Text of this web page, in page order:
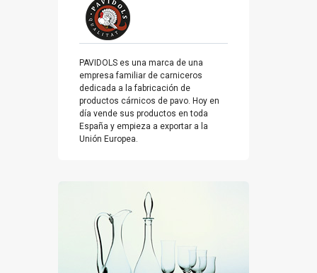
PAVIDOLS es una marca de una
empresa familiar de carniceros
dedicada a la fabricación de
productos cárnicos de pavo. Hoy en
día vende sus productos en toda
España y empieza a exportar a la
Unión Europea.